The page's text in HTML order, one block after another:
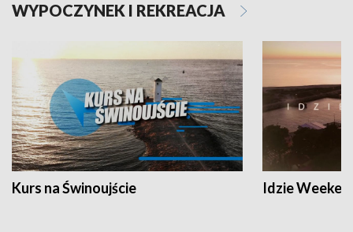
WYPOCZYNEK I REKREACJA
Kurs na Świnoujście Idzie